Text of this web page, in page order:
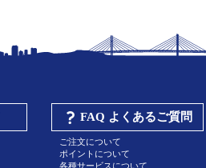
FAQ よくあるご質問
ご注文について
ポイントについて
各種サービスについて